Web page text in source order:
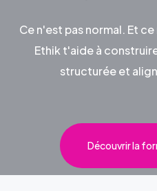
Ce n'est pas normal. Et
Ethik t'aide à
structurée et
Découvrir la